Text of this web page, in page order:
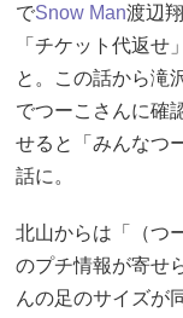
でSnow Man渡辺
「チケット代返せ
と。この話から滝
でつーこさんに確
せると「みんなつ
話に。
北山からは「（つ
のプチ情報が寄せ
んの足のサイズが